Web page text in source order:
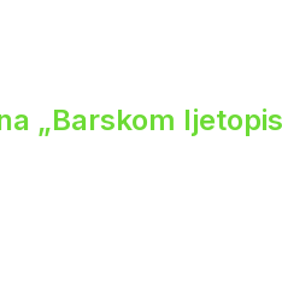
„Barskom